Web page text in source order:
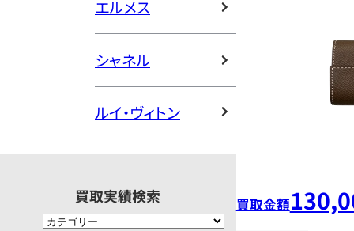
エルメス
シャネル
ルイ・ヴィトン
買取実績検索 買取金額